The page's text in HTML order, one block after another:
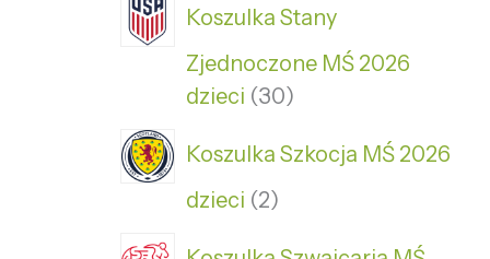
Koszulka Stany
Zjednoczone MŚ 2026
dzieci 30
Koszulka Szkocja MŚ 2026
dzieci 2